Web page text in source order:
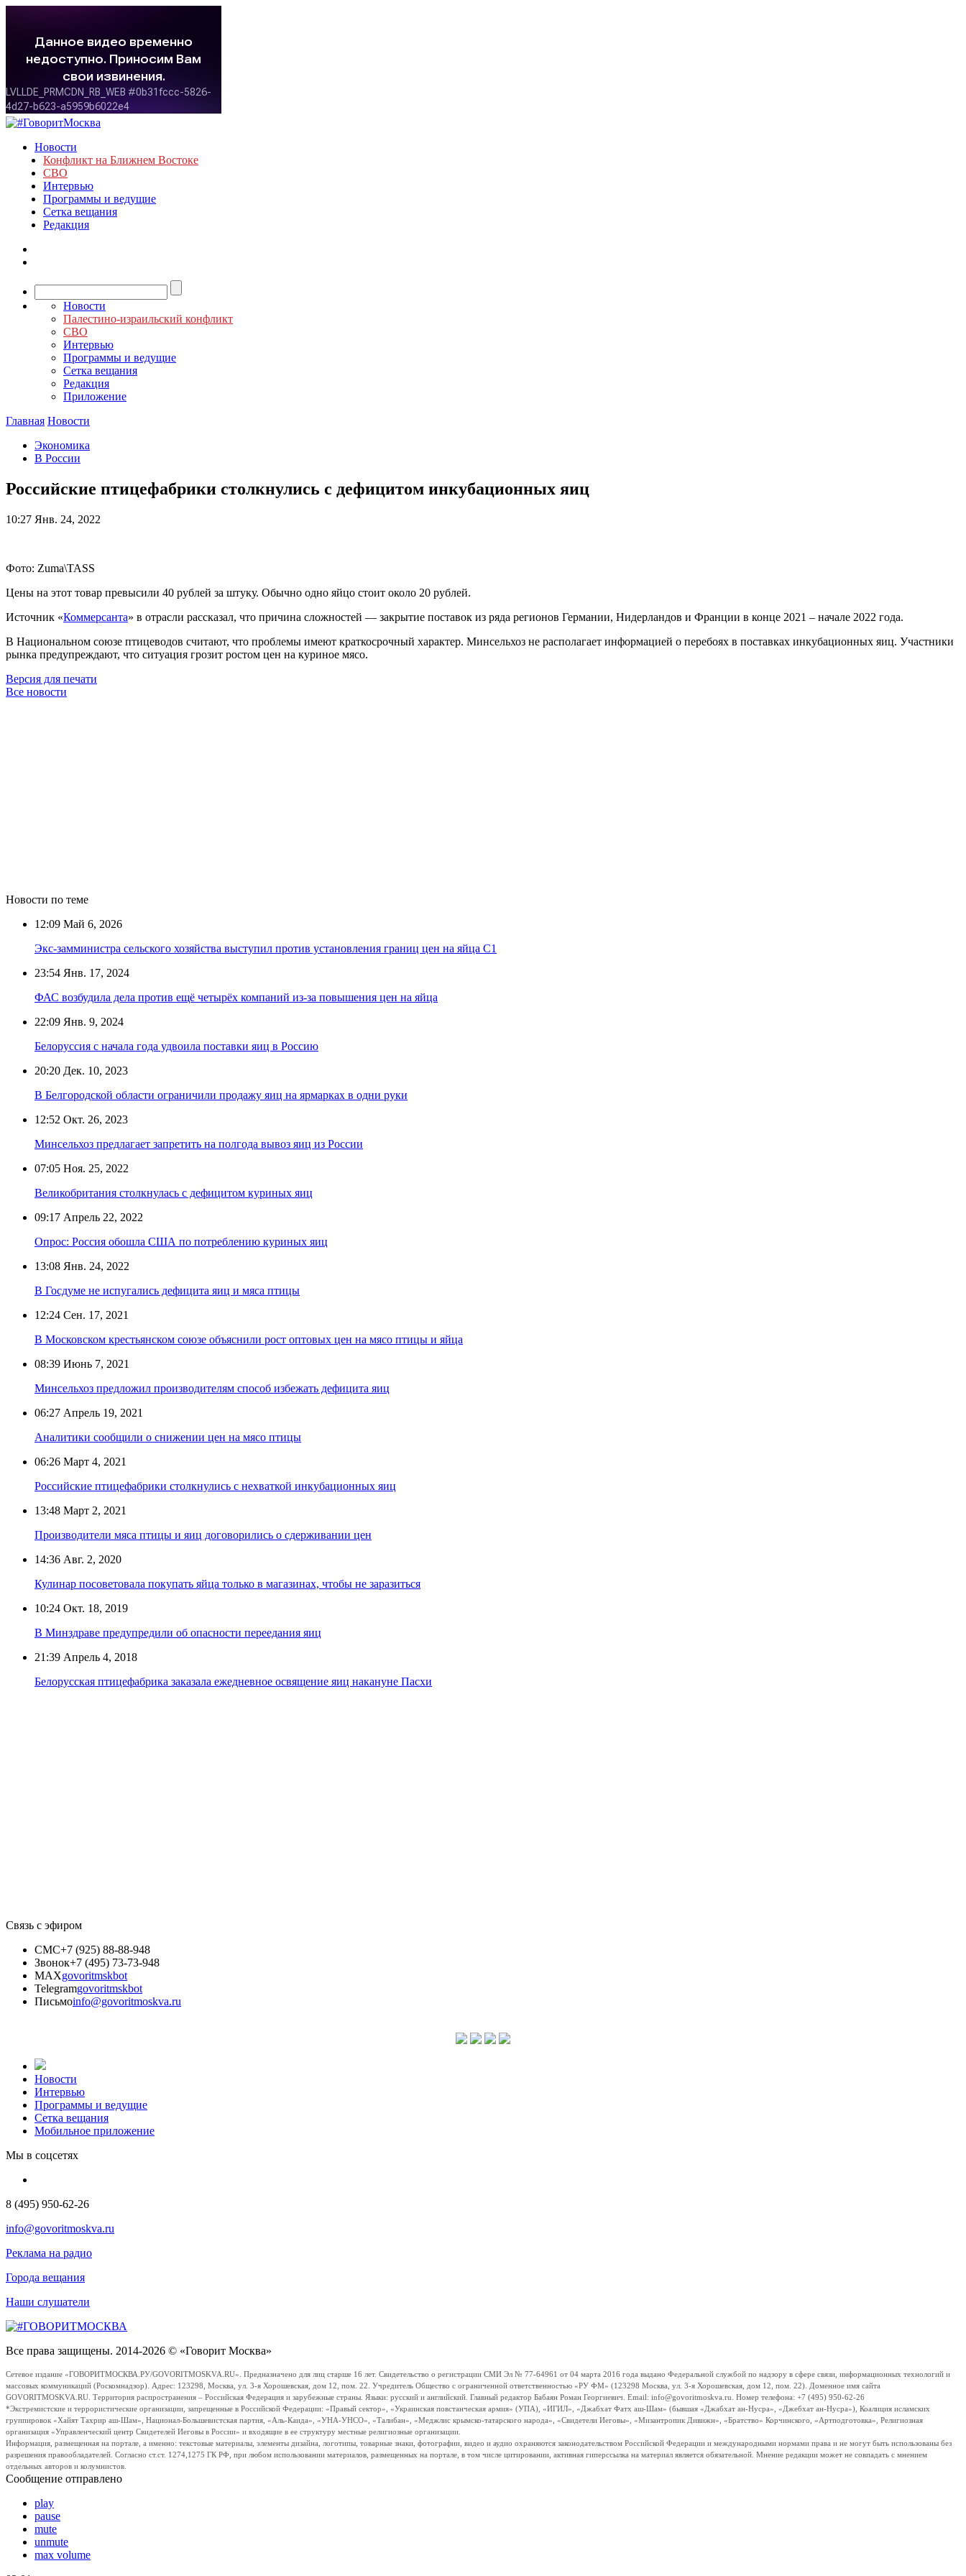
Новости
Конфликт на Ближнем Востоке
СВО
Интервью
Программы и ведущие
Сетка вещания
Редакция
Новости
Палестино-израильский конфликт
СВО
Интервью
Программы и ведущие
Сетка вещания
Редакция
Приложение
Главная Новости
Экономика
В России
Российские птицефабрики столкнулись с дефицитом инкубационных яиц
10:27 Янв. 24, 2022
Фото: Zuma\TASS
Цены на этот товар превысили 40 рублей за штуку. Обычно одно яйцо стоит около 20 рублей.
Источник «Коммерсанта» в отрасли рассказал, что причина сложностей — закрытие поставок из ряда регионов Германии, Нидерландов и Франции в конце 2021 – начале 2022 года.
В Национальном союзе птицеводов считают, что проблемы имеют краткосрочный характер. Минсельхоз не располагает информацией о перебоях в поставках инкубационных яиц. Участники
рынка предупреждают, что ситуация грозит ростом цен на куриное мясо.
Версия для печати
Все новости
Новости по теме
12:09 Май 6, 2026
Экс-замминистра сельского хозяйства выступил против установления границ цен на яйца С1
23:54 Янв. 17, 2024
ФАС возбудила дела против ещё четырёх компаний из-за повышения цен на яйца
22:09 Янв. 9, 2024
Белоруссия с начала года удвоила поставки яиц в Россию
20:20 Дек. 10, 2023
В Белгородской области ограничили продажу яиц на ярмарках в одни руки
12:52 Окт. 26, 2023
Минсельхоз предлагает запретить на полгода вывоз яиц из России
07:05 Ноя. 25, 2022
Великобритания столкнулась с дефицитом куриных яиц
09:17 Апрель 22, 2022
Опрос: Россия обошла США по потреблению куриных яиц
13:08 Янв. 24, 2022
В Госдуме не испугались дефицита яиц и мяса птицы
12:24 Сен. 17, 2021
В Московском крестьянском союзе объяснили рост оптовых цен на мясо птицы и яйца
08:39 Июнь 7, 2021
Минсельхоз предложил производителям способ избежать дефицита яиц
06:27 Апрель 19, 2021
Аналитики сообщили о снижении цен на мясо птицы
06:26 Март 4, 2021
Российские птицефабрики столкнулись с нехваткой инкубационных яиц
13:48 Март 2, 2021
Производители мяса птицы и яиц договорились о сдерживании цен
14:36 Авг. 2, 2020
Кулинар посоветовала покупать яйца только в магазинах, чтобы не заразиться
10:24 Окт. 18, 2019
В Минздраве предупредили об опасности переедания яиц
21:39 Апрель 4, 2018
Белорусская птицефабрика заказала ежедневное освящение яиц накануне Пасхи
Связь с эфиром
СМС+7 (925) 88-88-948
Звонок+7 (495) 73-73-948
MAXgovoritmskbot
Telegramgovoritmskbot
Письмоinfo@govoritmoskva.ru
Новости
Интервью
Программы и ведущие
Сетка вещания
Мобильное приложение
Мы в соцсетях
8 (495) 950-62-26
info@govoritmoskva.ru
Реклама на радио
Города вещания
Наши слушатели
Все права защищены. 2014-2026 © «Говорит Москва»
Сетевое издание «ГОВОРИТМОСКВА.РУ/GOVORITMOSKVA.RU». Предназначено для лиц старше 16 лет. Свидетельство о регистрации СМИ Эл № 77-64961 от 04 марта 2016 года выдано Федеральной службой по надзору в сфере связи, информационных технологий и
массовых коммуникаций (Роскомнадзор). Адрес: 123298, Москва, ул. 3-я Хорошевская, дом 12, пом. 22. Учредитель Общество с ограниченной ответственностью «РУ ФМ» (123298 Москва, ул. 3-я Хорошевская, дом 12, пом. 22). Доменное имя сайта
GOVORITMOSKVA.RU. Территория распространения – Российская Федерация и зарубежные страны. Языки: русский и английский. Главный редактор Бабаян Роман Георгиевич. Email: info@govoritmoskva.ru. Номер телефона: +7 (495) 950-62-26
*Экстремистские и террористические организации, запрещенные в Российской Федерации: «Правый сектор», «Украинская повстанческая армия» (УПА), «ИГИЛ», «Джабхат Фатх аш-Шам» (бывшая «Джабхат ан-Нусра», «Джебхат ан-Нусра»), Коалиция исламских
группировок «Хайят Тахрир аш-Шам», Национал-Большевистская партия, «Аль-Каида», «УНА-УНСО», «Талибан», «Меджлис крымско-татарского народа», «Свидетели Иеговы», «Мизантропик Дивижн», «Братство» Корчинского, «Артподготовка», Религиозная
организация «Управленческий центр Свидетелей Иеговы в России» и входящие в ее структуру местные религиозные организации.
Информация, размещенная на портале, а именно: текстовые материалы, элементы дизайна, логотипы, товарные знаки, фотографии, видео и аудио охраняются законодательством Российской Федерации и международными нормами права и не могут быть использованы без
разрешения правообладателей. Согласно ст.ст. 1274,1275 ГК РФ, при любом использовании материалов, размещенных на портале, в том числе цитировании, активная гиперссылка на материал является обязательной. Мнение редакции может не совпадать с мнением
отдельных авторов и колумнистов.
Сообщение отправлено
play
pause
mute
unmute
max volume